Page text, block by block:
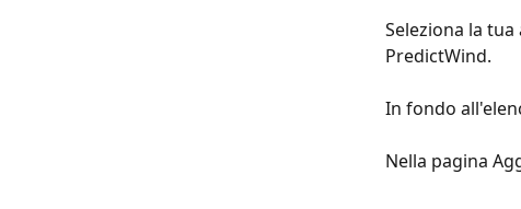
Seleziona la
PredictWind.
In fondo
Nella pagina